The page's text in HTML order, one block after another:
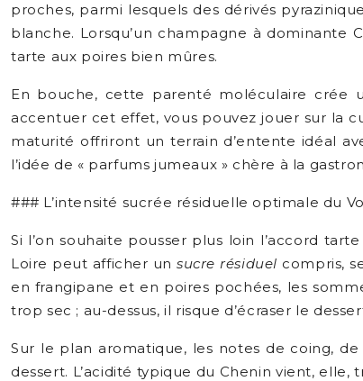
proches, parmi lesquels des dérivés
blanche. Lorsqu’un champagne à dominante
tarte aux poires bien mûres.
En bouche, cette parenté moléculaire crée
accentuer cet effet, vous pouvez jouer sur la
maturité offriront un terrain d’entente idéal
l’idée de « parfums jumeaux » chère à la
### L’intensité sucrée résiduelle optimale du
Si l’on souhaite pousser plus loin l’accord
Loire peut afficher unsucre résiduel compris,
en frangipane et en poires pochées, les
trop sec ; au-dessus, il risque d’écraser le
Sur le plan aromatique, les notes de coing,
dessert. L’acidité typique du Chenin vient,